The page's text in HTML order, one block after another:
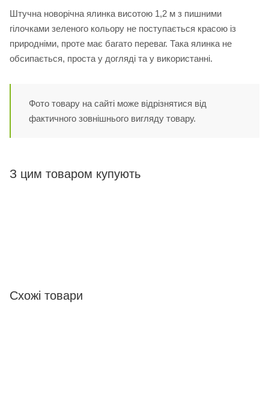
Штучна новорічна ялинка висотою 1,2 м з пишними
гілочками зеленого кольору не поступається красою із
природніми, проте має багато переваг. Така ялинка не
обсипається, проста у догляді та у використанні.
Фото товару на сайті може відрізнятися від
фактичного зовнішнього вигляду товару.
З цим товаром купують
Схожі товари